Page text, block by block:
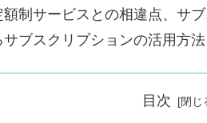
制サービスとの相違点、サ
ブスクリプションの活用方
目次